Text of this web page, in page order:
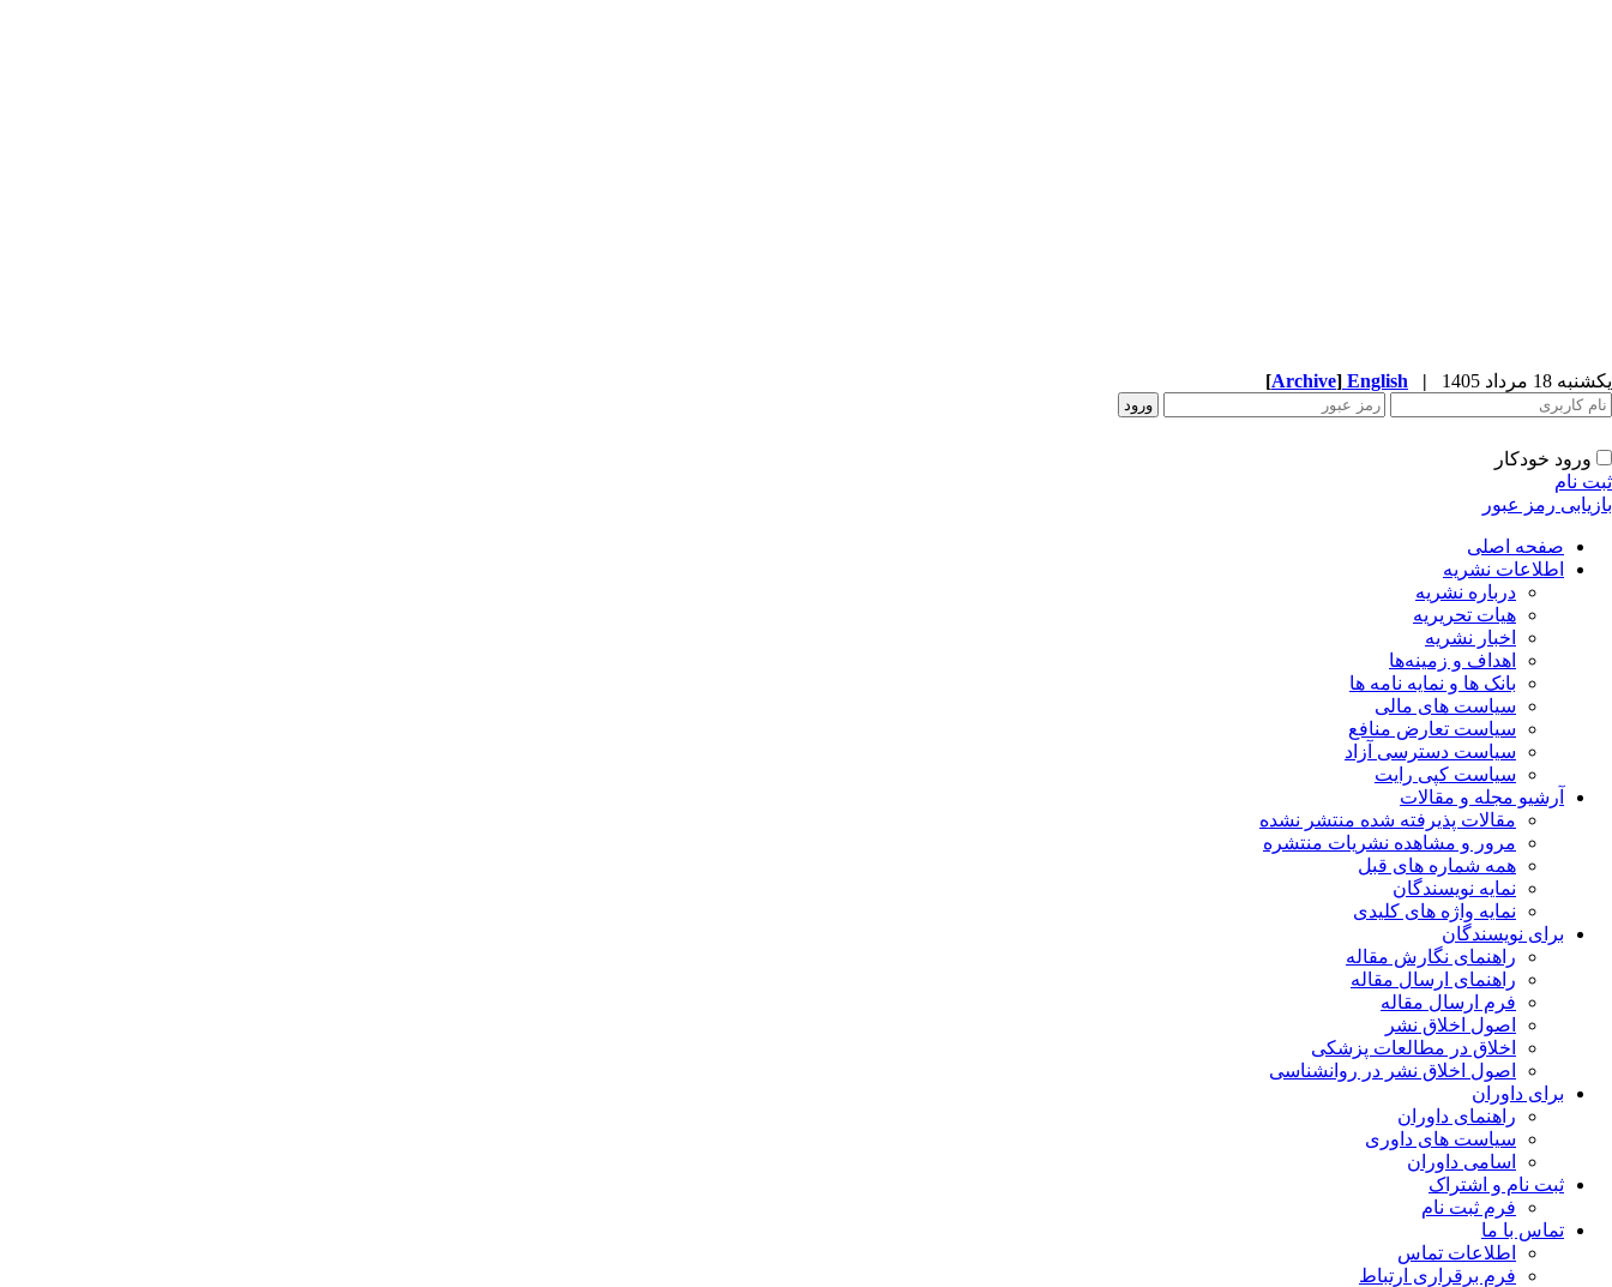
یکشنبه 18 مرداد 1405 |
English
[Archive]
ورود خودکار
ثبت نام
بازیابی رمز عبور
صفحه اصلی
اطلاعات نشریه
درباره نشریه
هیات تحریریه
اخبار نشریه
اهداف و زمینه‌ها
بانک ها و نمایه نامه ها
سیاست های مالی
سیاست تعارض منافع
سیاست دسترسی آزاد
سیاست کپی رایت
آرشیو مجله و مقالات
مقالات پذیرفته شده منتشر نشده
مرور و مشاهده نشریات منتشره
همه شماره های قبل
نمایه نویسندگان
نمایه واژه های کلیدی
برای نویسندگان
راهنمای نگارش مقاله
راهنمای ارسال مقاله
فرم ارسال مقاله
اصول اخلاق نشر
اخلاق در مطالعات پزشکی
اصول اخلاق نشر در روانشناسی
برای داوران
راهنمای داوران
سیاست های داوری
اسامی داوران
ثبت نام و اشتراک
فرم ثبت نام
تماس با ما
اطلاعات تماس
فرم برقراری ارتباط